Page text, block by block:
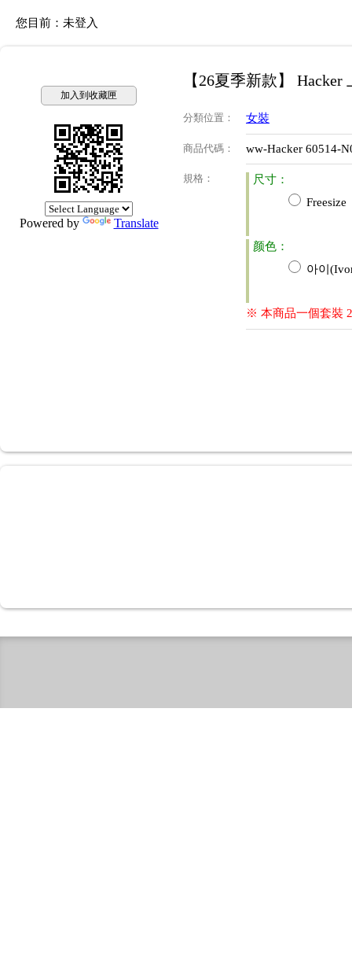
您目前： 未登入
加入到收藏匣
Powered by Translate
【26夏季新款】 Hacker
分類位置 ： 女裝
商品代碼 ： ww-Hacker 60514-
規格 ：
尺寸：
Freesize
颜色：
아이
※ 本商品一個套裝